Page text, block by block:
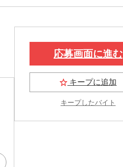
応募画面に進む
キープに追加
キープしたバイト